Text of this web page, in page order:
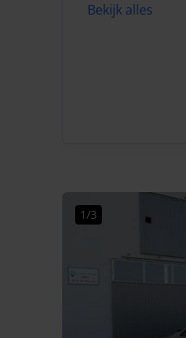
Bekijk alles
1/3